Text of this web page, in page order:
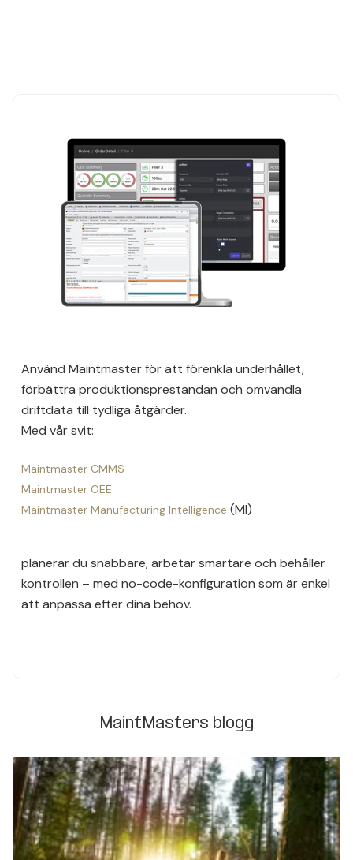
Använd Maintmaster för att förenkla underhållet,
förbättra produktionsprestandan och omvandla
driftdata till tydliga åtgärder.
Med vår svit:
Maintmaster CMMS
Maintmaster OEE
Maintmaster Manufacturing Intelligence (MI)
planerar du snabbare, arbetar smartare och behåller
kontrollen – med no-code-konfiguration som är enkel
att anpassa efter dina behov.
MaintMasters blogg